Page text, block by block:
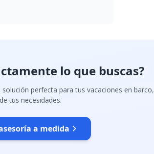
lo que buscas?
perfecta para tus vacaciones en barco,
tus necesidades.
a medida